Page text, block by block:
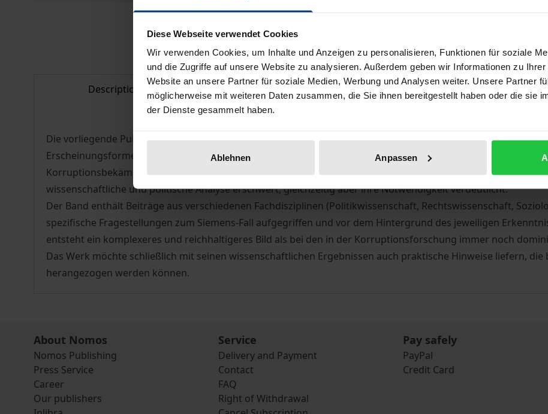
Diese Webseite verwendet Cookies
Wir verwenden Cookies, um Inhalte und Anzeigen zu personalisieren, Funktionen für soziale
und die Zugriffe auf unsere Website zu analysieren. Außerdem geben wir Informationen zu
Website an unsere Partner für soziale Medien, Werbung und Analysen weiter. Unsere Partner
möglicherweise mit weiteren Daten zusammen, die Sie ihnen bereitgestellt haben oder die sie
der Dienste gesammelt haben.
Ablehnen Anpassen
Add to Cart
Delivery cost notice
Description Bibliographical data Reviews
Die vorliegende Publikation ist die erste transdisziplinäre Analyse der Siemens-Korruptionsaffäre. Der „Fall
Erscheinungsformen von Korruption in modernen Gesellschafts- und Wirtschaftssystemen, er macht auch die
Korruptionsbekämpfung offensichtlich. Die Ursachen und Auswirkungen des Siemensskandals sind bisher
wissenschaftliche und politische Analyse erschwert, gleichzeitig aber ihre Notwendigkeit verdeutlicht.
Der Band enthält Beiträge aus verschiedenen Fachdisziplinen (Politikwissenschaft, Rechtswissenschaft,
spezifische Fragestellungen zum Siemens-Fall aufgegriffen und vor dem Hintergrund des jeweiligen
entsteht ein komplexeres und reichhaltigeres Bild als bei den in der Korruptionsforschung immer noch
Das Werk möchte schließlich mit seinen wissenschaftlichen Ergebnissen auch praktische Hinweise liefern,
herangezogen werden können.
About Nomos
Nomos Publishing
Press Service
Career
Our publishers
Service
Delivery and Payment
Contact
FAQ
Right of Withdrawal
Pay safely
PayPal
Credit Card